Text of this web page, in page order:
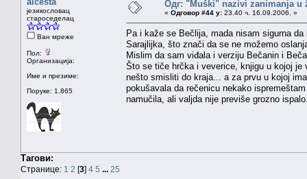
језикословац
староседелац
Ван мреже
Пол:
Организација:
Име и презиме:
Поруке: 1.865
Одг: "Muški" nazivi zanimanja u
« Одговор #44 у: 23.40 ч. 16.09.2006. »
Pa i kaže se Bečlija, mada nisam sigurna
Sarajlijka, što znači da se ne možemo
Mislim da sam viđala i verziju Bečanin i
Što se tiče hrčka i veverice, knjigu u kojoj je
nešto smisliti do kraja... a za prvu u kojoj
pokušavala da rečenicu nekako
namučila, ali valjda nije previše grozno
Тагови:
Странице: 1 2 [3] 4 5 ... 25